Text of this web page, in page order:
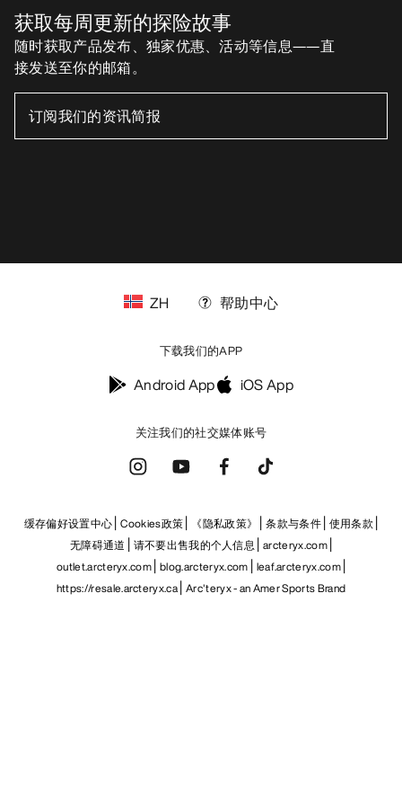
获取每周更新的探险故事
随时获取产品发布、独家优惠、活动等信息——直
接发送至你的邮箱。
关注我们的社交媒体账号
ZH 帮助中心
下载我们的APP
Android App iOS App
缓存偏好设置中心 Cookies政策 《隐私政策》 条款与条件 使用条款
无障碍通道
请不要出售我的个人信息 arcteryx.com
outlet.arcteryx.com blog.arcteryx.com leaf.arcteryx.com
https://resale.arcteryx.ca Arc'teryx - an Amer Sports Brand